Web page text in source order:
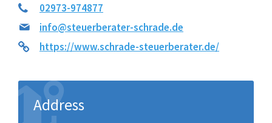
02973-974877
info@steuerberater-schrade.de
https://www.schrade-steuerberater.de/
Address